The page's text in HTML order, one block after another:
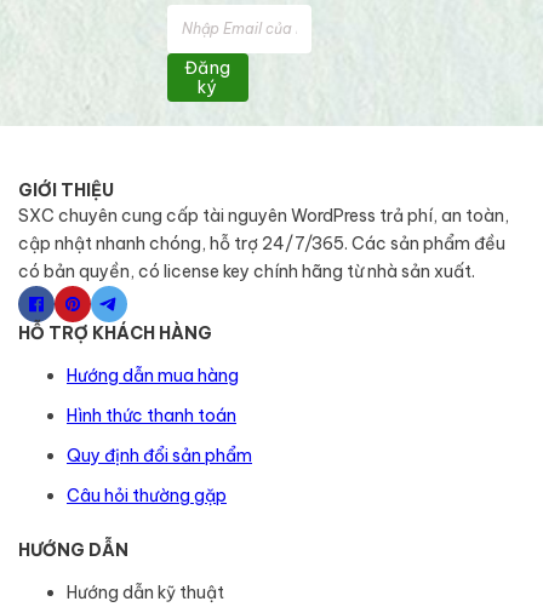
Đăng
ký
GIỚI THIỆU
SXC chuyên cung cấp tài nguyên WordPress trả phí, an toàn,
cập nhật nhanh chóng, hỗ trợ 24/7/365. Các sản phẩm đều
có bản quyền, có license key chính hãng từ nhà sản xuất.
HỖ TRỢ KHÁCH HÀNG
Hướng dẫn mua hàng
Hình thức thanh toán
Quy định đổi sản phẩm
Câu hỏi thường gặp
HƯỚNG DẪN
Hướng dẫn kỹ thuật